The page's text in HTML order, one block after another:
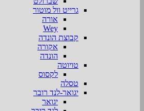
גרייט וול מוטור
אורה
Wey
קבוצת הונדה
אקורה
הונדה
טויוטה
לקסוס
טסלה
יגואר-לנד רובר
יגואר